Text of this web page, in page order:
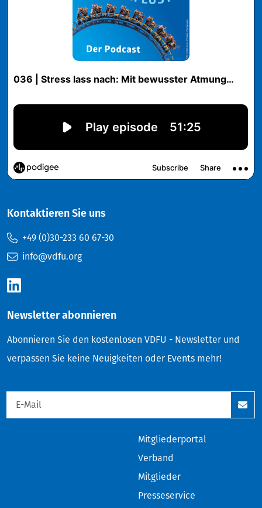
Kontaktieren Sie uns
+49 (0)30-233 60 67-30
info@vdfu.org
Newsletter abonnieren
Abonnieren Sie den kostenlosen VDFU - Newsletter und
verpassen Sie keine Neuigkeiten oder Events mehr!
Mitgliederportal
Verband
Mitglieder
Presseservice